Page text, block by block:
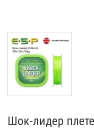
Шок-лидер